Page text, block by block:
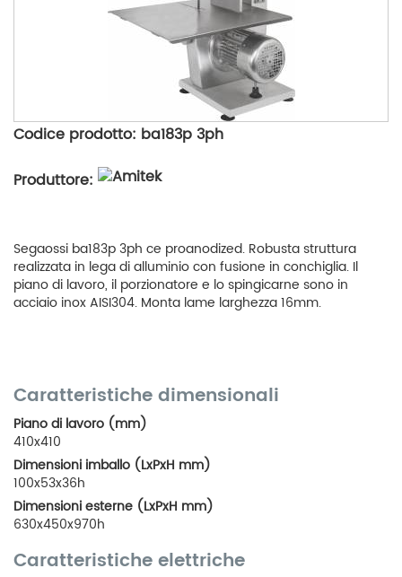
Codice prodotto: ba183p 3ph
Produttore:
Segaossi ba183p 3ph ce proanodized. Robusta struttura
realizzata in lega di alluminio con fusione in conchiglia. Il
piano di lavoro, il porzionatore e lo spingicarne sono in
acciaio inox AISI304. Monta lame larghezza 16mm.
Caratteristiche dimensionali
Piano di lavoro (mm)
410x410
Dimensioni imballo (LxPxH mm)
100x53x36h
Dimensioni esterne (LxPxH mm)
630x450x970h
Caratteristiche elettriche